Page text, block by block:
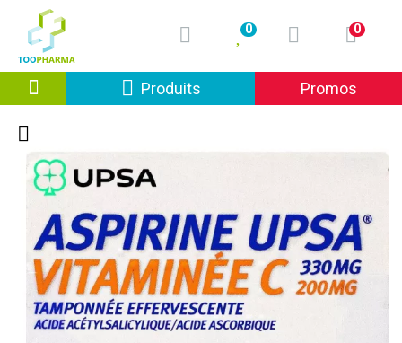
0 0
ProduitsAfficher la navigation
Promos